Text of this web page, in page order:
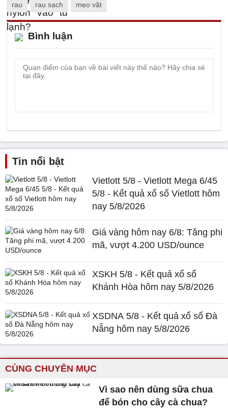
rau rau sạch mẹo vặt
Bình luận
Tin nổi bật
Vietlott 5/8 - Vietlott Mega 6/45
5/8 - Kết quả xổ số Vietlott hôm
nay 5/8/2026
Giá vàng hôm nay 6/8: Tăng phi
mã, vượt 4.200 USD/ounce
XSKH 5/8 - Kết quả xổ số
Khánh Hòa hôm nay 5/8/2026
XSDNA 5/8 - Kết quả xổ số Đà
Nẵng hôm nay 5/8/2026
CÙNG CHUYÊN MỤC
Vì sao nên dùng sữa chua
để bón cho cây cà chua?